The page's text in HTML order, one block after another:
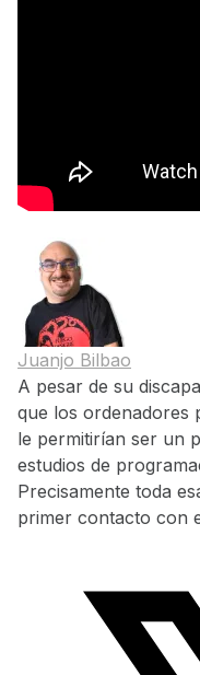
Juanjo Bilbao
A pesar de su
que los ordenadores
le permitirían ser un
estudios de
Precisamente toda
primer contacto con